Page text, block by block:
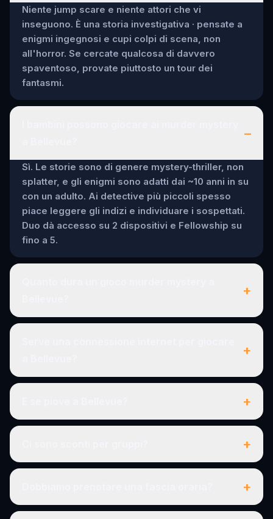
Niente jump scare e niente attori che vi
inseguono. È una storia investigativa · pensate a
enigmi ingegnosi e cupi colpi di scena, non
all'horror. Se cercate qualcosa di davvero
spaventoso, provate piuttosto un tour dei
fantasmi.
–
Sì. Le storie sono di genere mystery-thriller, non
splatter, e gli enigmi sono adatti dai ~10 anni in su
con un adulto. Ai detective più piccoli spesso
piace leggere gli indizi e individuare i sospettati.
Duo dà accesso su 2 dispositivi e Fellowship su
fino a 5.
+
+
+
+
+